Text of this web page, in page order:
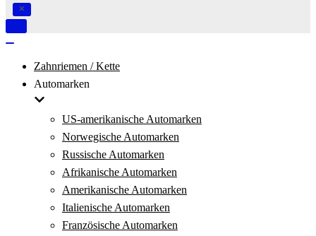
Navigation
Zahnriemen / Kette
Automarken
US-amerikanische Automarken
Norwegische Automarken
Russische Automarken
Afrikanische Automarken
Amerikanische Automarken
Italienische Automarken
Französische Automarken